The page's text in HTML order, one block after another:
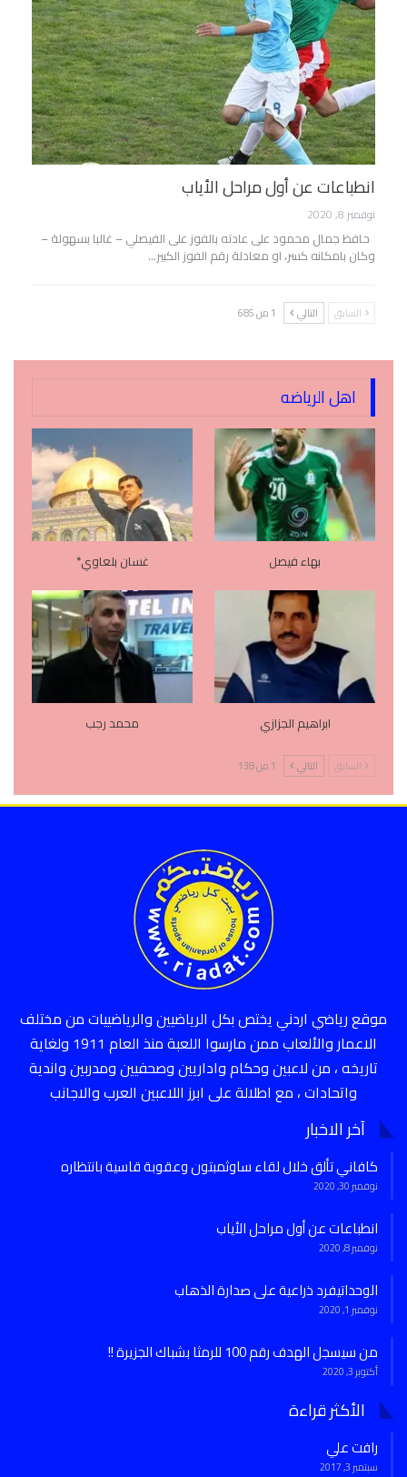
انطباعات عن أول مراحل الأياب
نوفمبر 8, 2020
حافظ جمال محمود على عادته بالفوز على الفيصلي – غالبا بسهولة –
وكان بامكانه كسر، او معادلة رقم الفوز الكبير…
السابق التالي 1 من 685
اهل الرياضه
بهاء فيصل غسان بلعاوي*
ابراهيم الجزازي محمد رجب
السابق التالي 1 من 138
موقع رياضي اردني يختص بكل الرياضيين والرياضييات من مختلف
الاعمار والألعاب ممن مارسوا اللعبة منذ العام 1911 ولغاية
تاريخه ، من لاعبين وحكام واداريين وصحفيين ومدربين واندية
واتحادات ، مع اطلالة على ابرز اللاعبين العرب والاجانب
آخر الاخبار
كافاني تألق خلال لقاء ساوثمبتون وعقوبة قاسية بانتظاره
نوفمبر 30, 2020
انطباعات عن أول مراحل الأياب
نوفمبر 8, 2020
الوحداتيفرد ذراعية على صدارة الذهاب
نوفمبر 1, 2020
من سيسجل الهدف رقم 100 للرمثا بشباك الجزيرة !!
أكتوبر 3, 2020
الأكثر قراءة
رافت علي
سبتمبر 3, 2017